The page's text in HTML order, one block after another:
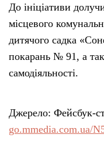
До ініціативи
місцевого
дитячого садка
покарань № 91, а
самодіяльності.
Джерело: Фейсбук-
go.mmedia.com.ua/